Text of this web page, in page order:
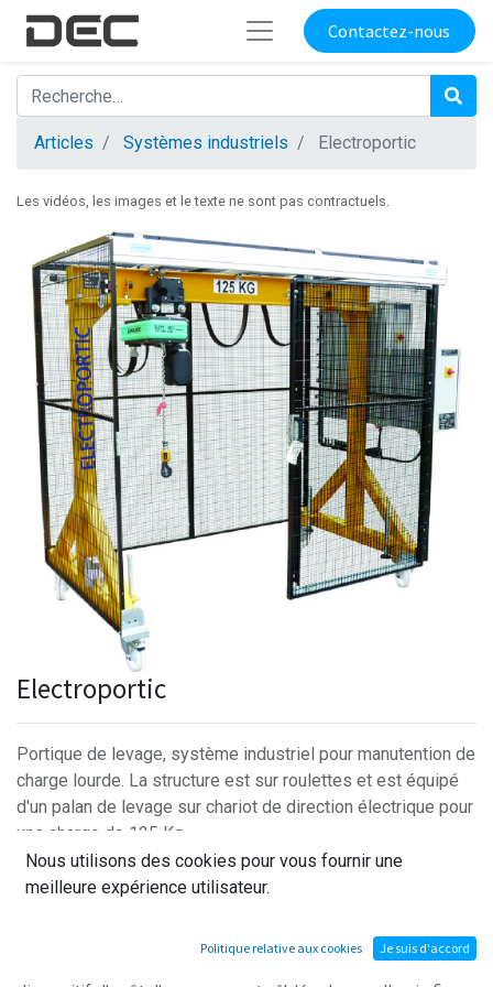
Contactez-nous
Articles Systèmes industriels Electroportic
Les vidéos, les images et le texte ne sont pas contractuels.
Electroportic
Portique de levage, système industriel pour manutention de
charge lourde. La structure est sur roulettes et est équipé
d'un palan de levage sur chariot de direction électrique pour
une charge de 125 Kg
Le produit est livré avec une armoire de sécurité équipée
de protection électriques , et d'une armoire de commande.
L'armoire de sécurité alimente l'armoire de commande. Les
contacts de sur-course, le contact de sécurité de porte et le
Nous utilisons des cookies pour vous fournir une
meilleure expérience utilisateur.
Politique relative aux cookies Je suis d'accord